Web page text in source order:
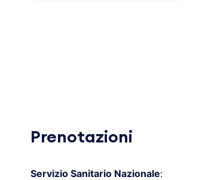
Prenotazioni
Servizio Sanitario Nazionale: